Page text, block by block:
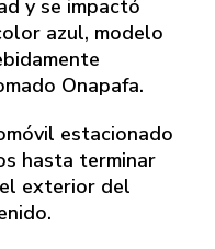
y se impactó
azul, modelo
Onapafa.
estacionado
hasta terminar
exterior del